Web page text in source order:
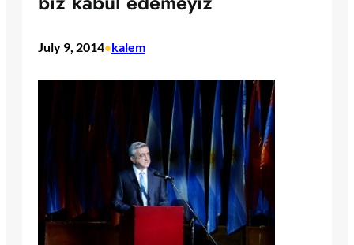
July 9, 2014•kalem